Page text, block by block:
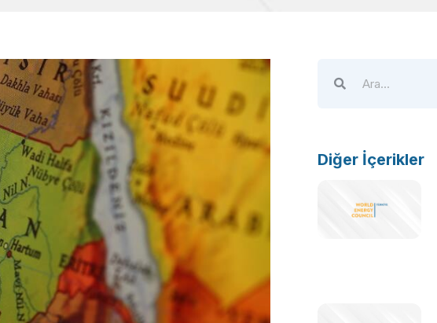
Diğer İçerikler